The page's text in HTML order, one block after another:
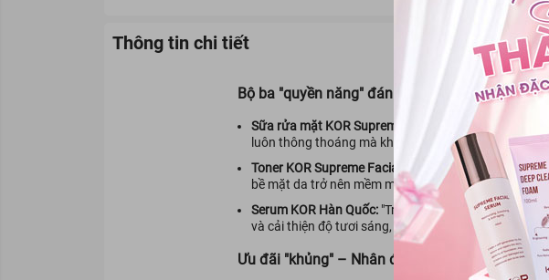
Thông tin chi tiết
Bộ ba "quyền năng" đánh thức làn da rạng rỡ:
Sữa rửa mặt KOR Supreme Deep Cleansing Foam:
luôn thông thoáng mà không bị khô căng.
Toner KOR Supreme Facial Toner:
Bước đệm hoàn
bề mặt da trở nên mềm mịn.
Serum KOR Hàn Quốc:"Trái tim" của quy trình, cung
và cải thiện độ tươi sáng, đàn hồi cho da.
Ưu đãi "khủng" – Nhân đôi quà tặng: